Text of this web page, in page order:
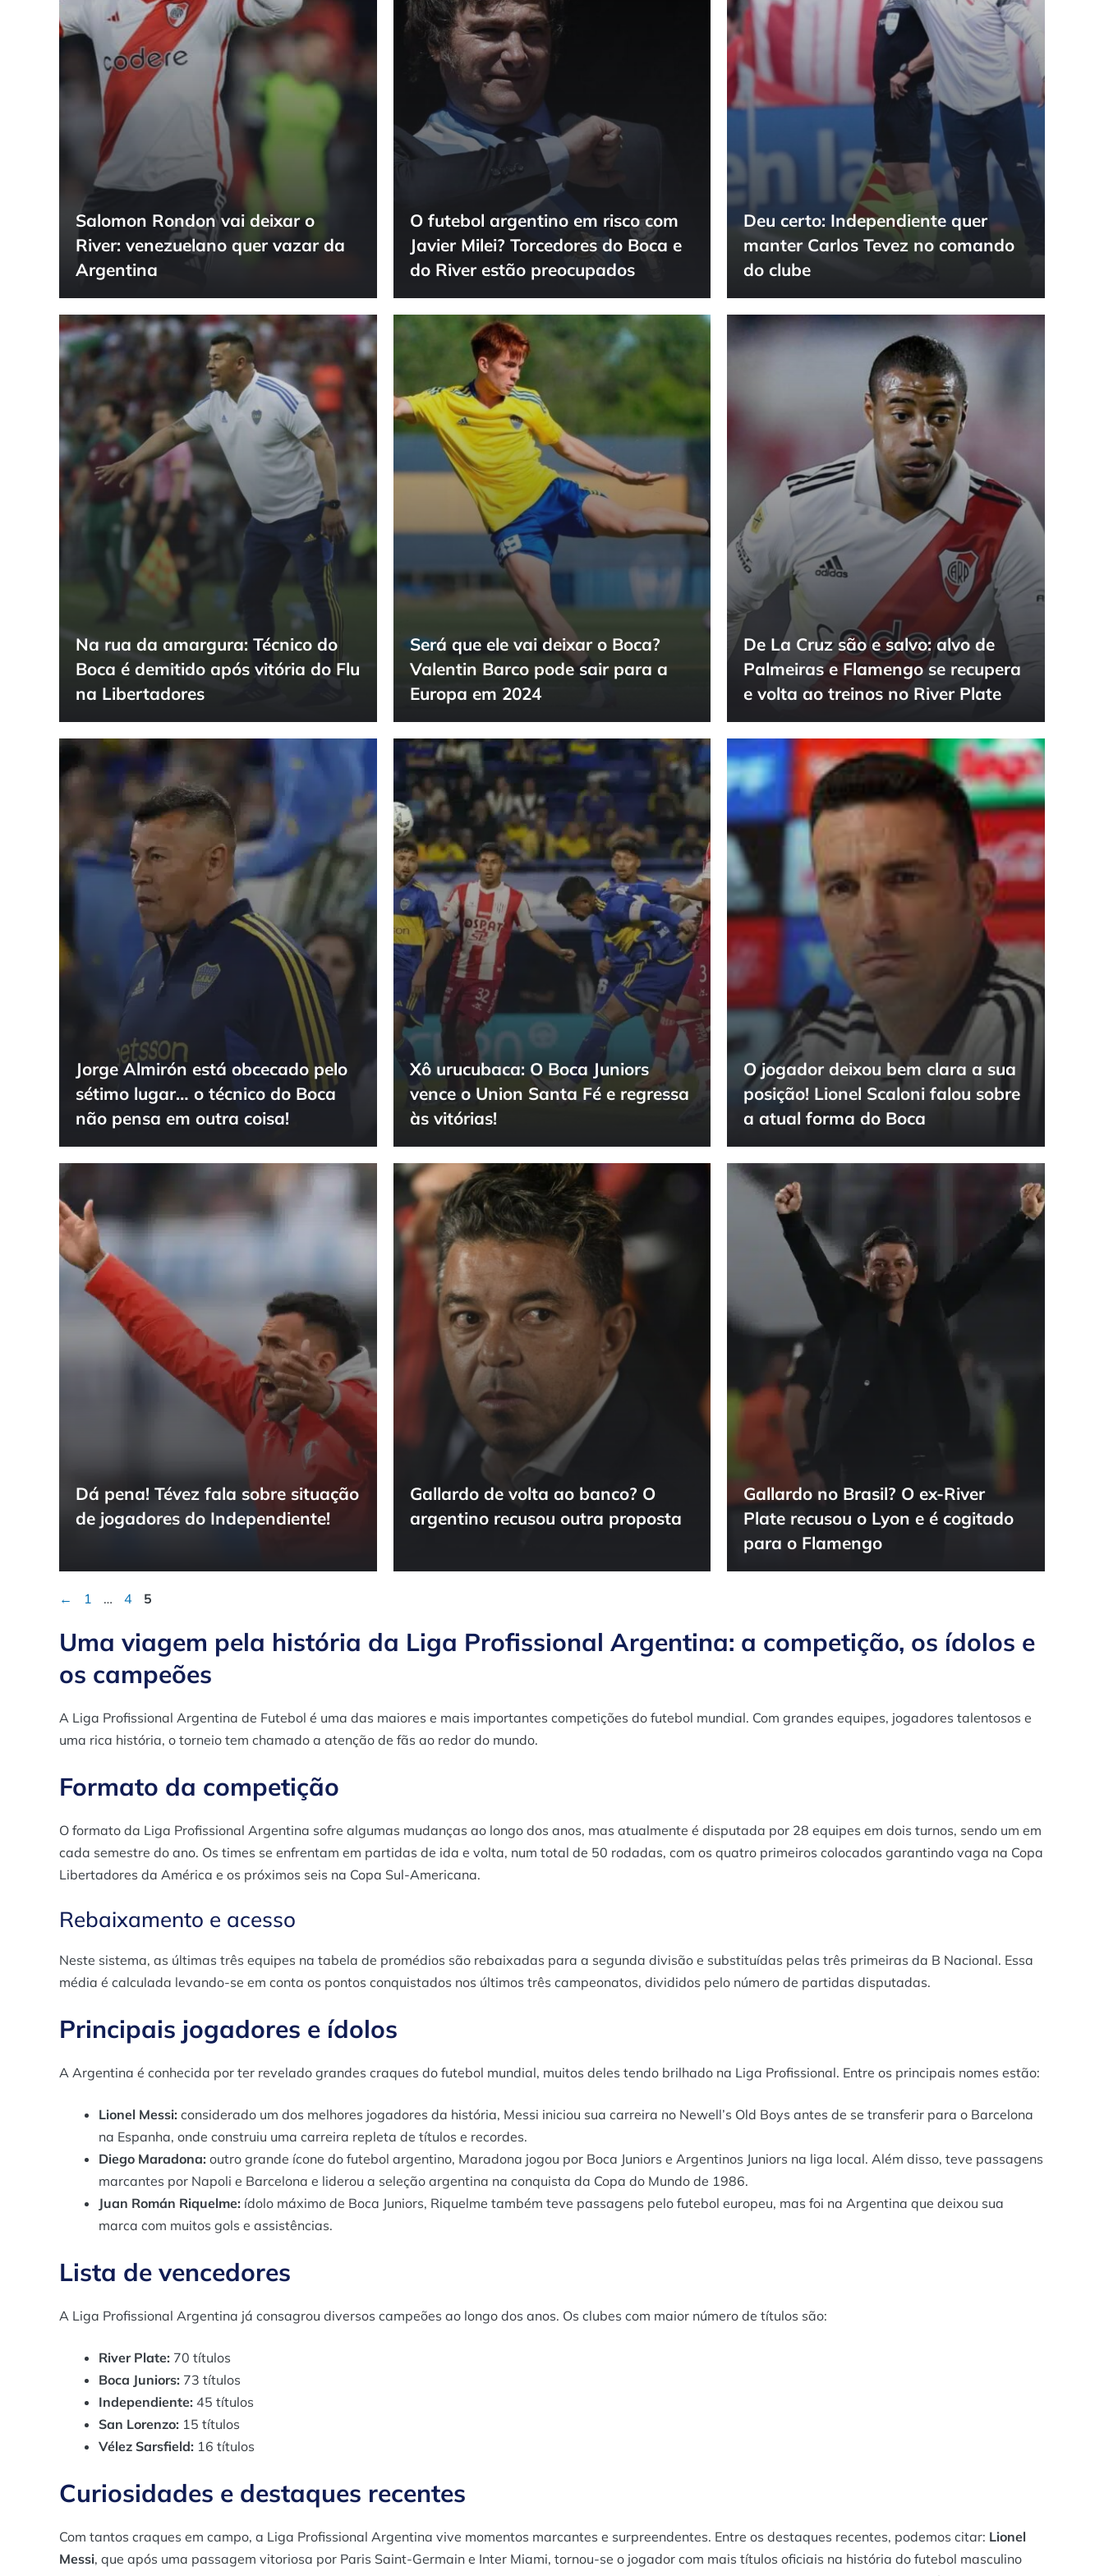
Salomon Rondon vai deixar o
River: venezuelano quer vazar da
Argentina
O futebol argentino em risco com
Javier Milei? Torcedores do Boca e
do River estão preocupados
Deu certo: Independiente quer
manter Carlos Tevez no comando
do clube
Na rua da amargura: Técnico do
Boca é demitido após vitória do Flu
na Libertadores
Será que ele vai deixar o Boca?
Valentin Barco pode sair para a
Europa em 2024
De La Cruz são e salvo: alvo de
Palmeiras e Flamengo se recupera
e volta ao treinos no River Plate
Jorge Almirón está obcecado pelo
sétimo lugar… o técnico do Boca
não pensa em outra coisa!
Xô urucubaca: O Boca Juniors
vence o Union Santa Fé e regressa
às vitórias!
O jogador deixou bem clara a sua
posição! Lionel Scaloni falou sobre
a atual forma do Boca
Dá pena! Tévez fala sobre situação
de jogadores do Independiente!
Gallardo de volta ao banco? O
argentino recusou outra proposta
Gallardo no Brasil? O ex-River
Plate recusou o Lyon e é cogitado
para o Flamengo
← Page
1 … Page
4 Page
5
Uma viagem pela história da Liga Profissional Argentina: a competição, os ídolos e
os campeões
A Liga Profissional Argentina de Futebol é uma das maiores e mais importantes competições do futebol mundial. Com grandes equipes, jogadores talentosos e
uma rica história, o torneio tem chamado a atenção de fãs ao redor do mundo.
Formato da competição
O formato da Liga Profissional Argentina sofre algumas mudanças ao longo dos anos, mas atualmente é disputada por 28 equipes em dois turnos, sendo um em
cada semestre do ano. Os times se enfrentam em partidas de ida e volta, num total de 50 rodadas, com os quatro primeiros colocados garantindo vaga na Copa
Libertadores da América e os próximos seis na Copa Sul-Americana.
Rebaixamento e acesso
Neste sistema, as últimas três equipes na tabela de promédios são rebaixadas para a segunda divisão e substituídas pelas três primeiras da B Nacional. Essa
média é calculada levando-se em conta os pontos conquistados nos últimos três campeonatos, divididos pelo número de partidas disputadas.
Principais jogadores e ídolos
A Argentina é conhecida por ter revelado grandes craques do futebol mundial, muitos deles tendo brilhado na Liga Profissional. Entre os principais nomes estão:
Lionel Messi: considerado um dos melhores jogadores da história, Messi iniciou sua carreira no Newell’s Old Boys antes de se transferir para o Barcelona
na Espanha, onde construiu uma carreira repleta de títulos e recordes.
Diego Maradona: outro grande ícone do futebol argentino, Maradona jogou por Boca Juniors e Argentinos Juniors na liga local. Além disso, teve passagens
marcantes por Napoli e Barcelona e liderou a seleção argentina na conquista da Copa do Mundo de 1986.
Juan Román Riquelme: ídolo máximo de Boca Juniors, Riquelme também teve passagens pelo futebol europeu, mas foi na Argentina que deixou sua
marca com muitos gols e assistências.
Lista de vencedores
A Liga Profissional Argentina já consagrou diversos campeões ao longo dos anos. Os clubes com maior número de títulos são:
River Plate: 70 títulos
Boca Juniors: 73 títulos
Independiente: 45 títulos
San Lorenzo: 15 títulos
Vélez Sarsfield: 16 títulos
Curiosidades e destaques recentes
Com tantos craques em campo, a Liga Profissional Argentina vive momentos marcantes e surpreendentes. Entre os destaques recentes, podemos citar: Lionel
Messi, que após uma passagem vitoriosa por Paris Saint-Germain e Inter Miami, tornou-se o jogador com mais títulos oficiais na história do futebol masculino